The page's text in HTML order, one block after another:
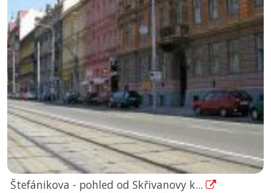
Štefánikova - pohled od Skřivanovy k...